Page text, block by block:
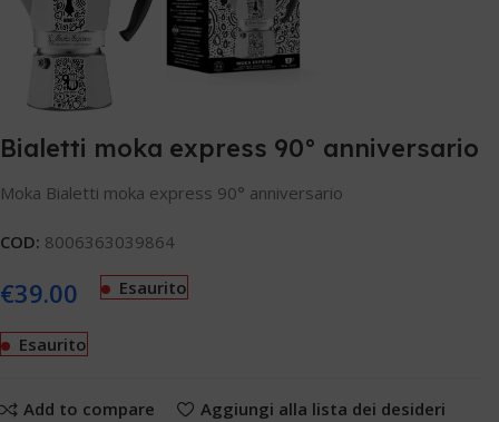
Bialetti moka express 90° anniversario
Moka Bialetti moka express 90° anniversario
COD: 8006363039864
€39.00 Esaurito
Esaurito
Add to compare Aggiungi alla lista dei desideri